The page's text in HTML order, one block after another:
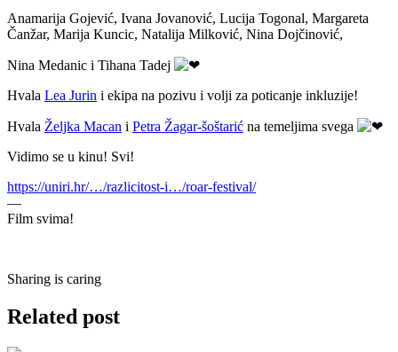
Anamarija Gojević, Ivana Jovanović, Lucija Togonal, Margareta
Čanžar, Marija Kuncic, Natalija Milković, Nina Dojčinović,
Nina Medanic i Tihana Tadej
Hvala Lea Jurin i ekipa na pozivu i volji za poticanje inkluzije!
Hvala Željka Macan i Petra Žagar-šoštarić na temeljima svega
Vidimo se u kinu! Svi!
https://uniri.hr/…/razlicitost-i…/roar-festival/
—
Film svima!
Sharing is caring
Related post